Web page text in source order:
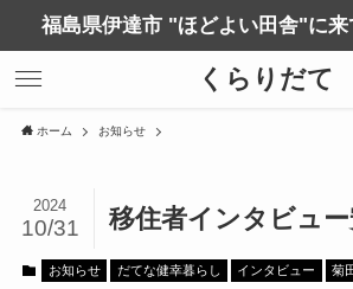
福島県伊達市 "ほどよい田舎"に来
くらりだて
ホーム お知らせ
移住者インタビュ
2024
10/31
お知らせ だてな健幸暮らし インタビュー 菊